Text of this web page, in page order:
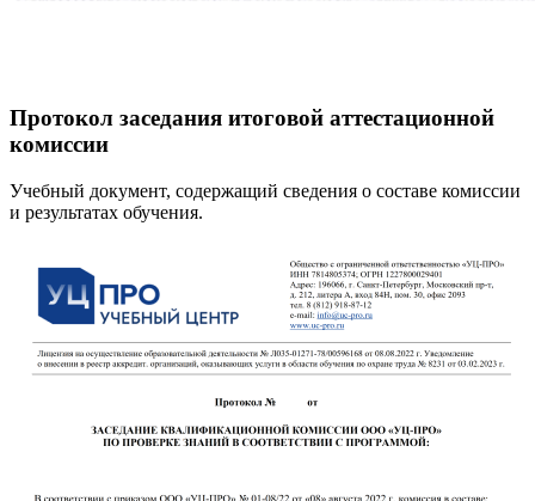
Протокол заседания итоговой аттестационной
комиссии
Учебный документ, содержащий сведения о составе комиссии
и результатах обучения.